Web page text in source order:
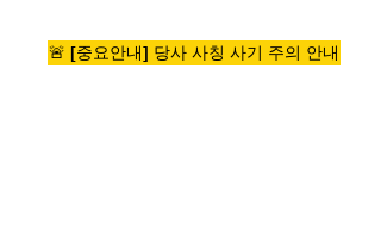
🚨 [중요안내] 당사 사칭 사기 주의 안내